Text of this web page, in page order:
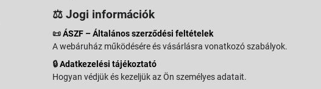
⚖️ Jogi információk
📜ÁSZF – Általános szerződési feltételek
A webáruház működésére és vásárlásra vonatkozó szabályok.
🔒Adatkezelési tájékoztató
Hogyan védjük és kezeljük az Ön személyes adatait.